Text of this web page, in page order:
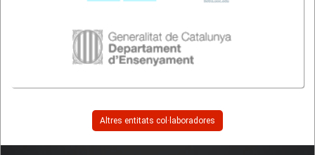
Altres entitats col·laboradores